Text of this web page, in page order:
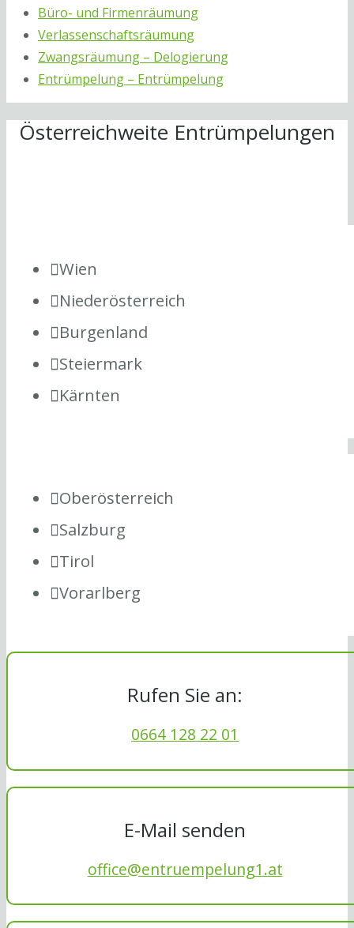
Büro- und Firmenräumung
Verlassenschaftsräumung
Zwangsräumung – Delogierung
Entrümpelung – Entrümpelung
Österreichweite Entrümpelungen
Wien
Niederösterreich
Burgenland
Steiermark
Kärnten
Oberösterreich
Salzburg
Tirol
Vorarlberg
Rufen Sie an:
0664 128 22 01
E-Mail senden
office@entruempelung1.at